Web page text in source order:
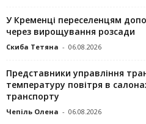
У Кременці переселенцям
через вирощування розсади
Скиба Тетяна - 06.08.2026
Представники управління
температуру повітря в
транспорту
Чепіль Олена - 06.08.2026